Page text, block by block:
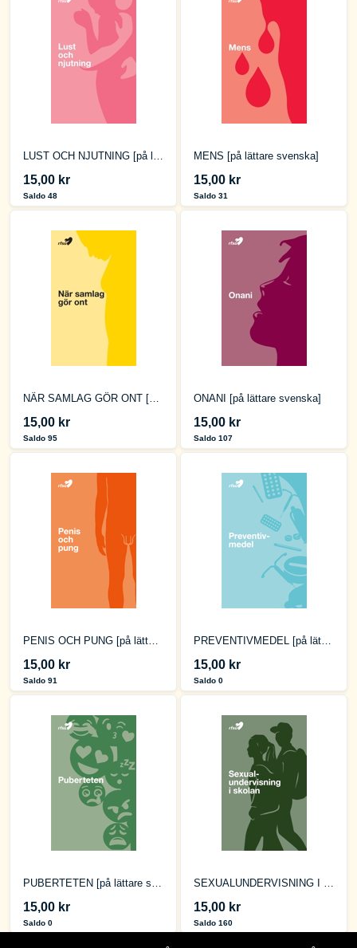
LUST OCH NJUTNING [på lättare svenska]
15,00 kr
Saldo 48
MENS [på lättare svenska]
15,00 kr
Saldo 31
NÄR SAMLAG GÖR ONT [på lättare svenska]
15,00 kr
Saldo 95
ONANI [på lättare svenska]
15,00 kr
Saldo 107
PENIS OCH PUNG [på lättare svenska]
15,00 kr
Saldo 91
PREVENTIVMEDEL [på lättare svenska]
15,00 kr
Saldo 0
PUBERTETEN [på lättare svenska]
15,00 kr
Saldo 0
SEXUALUNDERVISNING I SKOLAN [på lättare svenska]
15,00 kr
Saldo 160